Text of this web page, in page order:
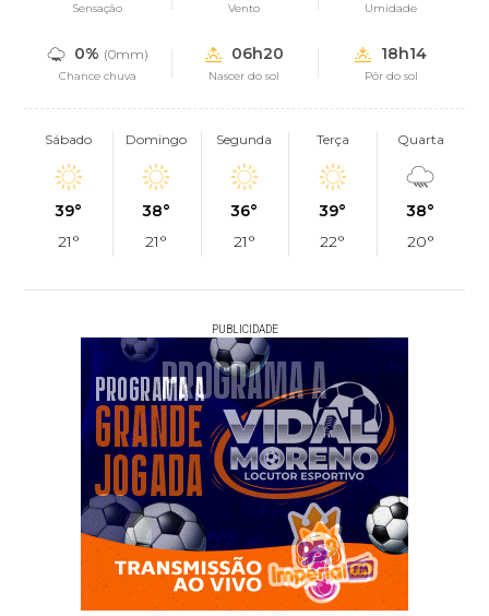
Sensação Vento Umidade
0% (0mm)
Chance chuva
06h20
Nascer do sol
18h14
Pôr do sol
Sábado
39°
21°
Domingo
38°
21°
Segunda
36°
21°
Terça
39°
22°
Quarta
38°
20°
PUBLICIDADE